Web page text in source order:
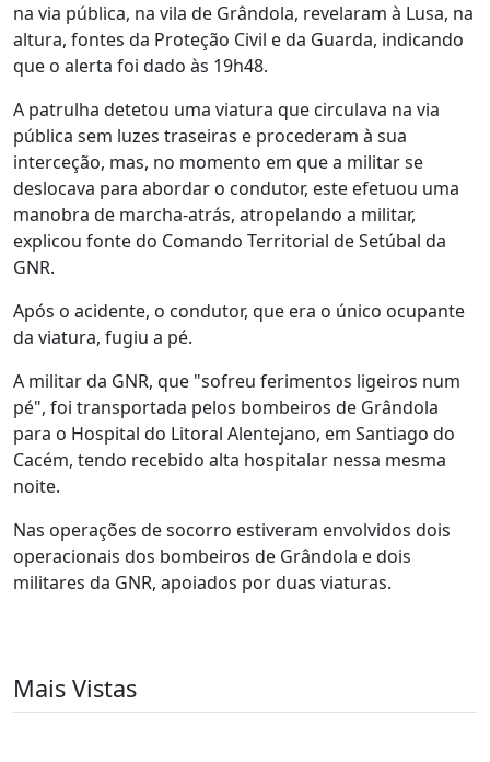
na via pública, na vila de Grândola, revelaram à Lusa, na
altura, fontes da Proteção Civil e da Guarda, indicando
que o alerta foi dado às 19h48.
A patrulha detetou uma viatura que circulava na via
pública sem luzes traseiras e procederam à sua
interceção, mas, no momento em que a militar se
deslocava para abordar o condutor, este efetuou uma
manobra de marcha-atrás, atropelando a militar,
explicou fonte do Comando Territorial de Setúbal da
GNR.
Após o acidente, o condutor, que era o único ocupante
da viatura, fugiu a pé.
A militar da GNR, que "sofreu ferimentos ligeiros num
pé", foi transportada pelos bombeiros de Grândola
para o Hospital do Litoral Alentejano, em Santiago do
Cacém, tendo recebido alta hospitalar nessa mesma
noite.
Nas operações de socorro estiveram envolvidos dois
operacionais dos bombeiros de Grândola e dois
militares da GNR, apoiados por duas viaturas.
Mais Vistas